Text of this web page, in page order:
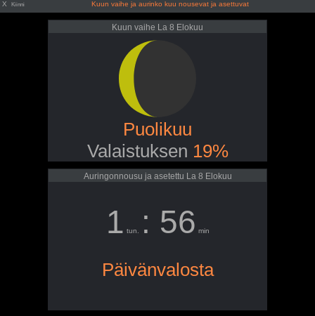
X Kiinni Kuun vaihe ja aurinko kuu nousevat ja asettuvat
Kuun vaihe La 8 Elokuu
Puolikuu
Valaistuksen 19%
Auringonnousu ja asetettu La 8 Elokuu
1 tun. : 56 min
Päivänvalosta